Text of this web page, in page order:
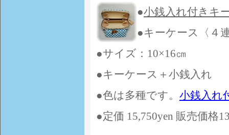
●小銭入れ付きキ
●キーケース〈４
●サイズ：10×16㎝
●キーケース＋小銭入れ
●色は多種です。 小銭入れ
●定価 15,750yen 販売価格